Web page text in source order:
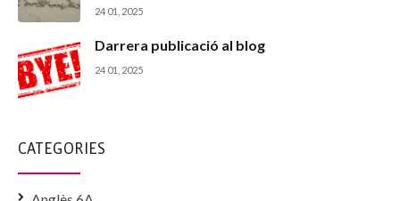
24 01, 2025
Darrera publicació al blog
24 01, 2025
CATEGORIES